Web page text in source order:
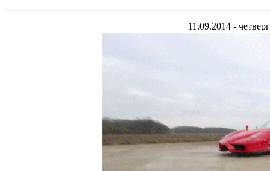
11.09.2014 -